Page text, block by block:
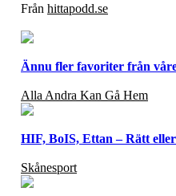
Från hittapodd.se
Ännu fler favoriter från
Alla Andra Kan Gå Hem
HIF, BoIS, Ettan – Rätt
Skånesport